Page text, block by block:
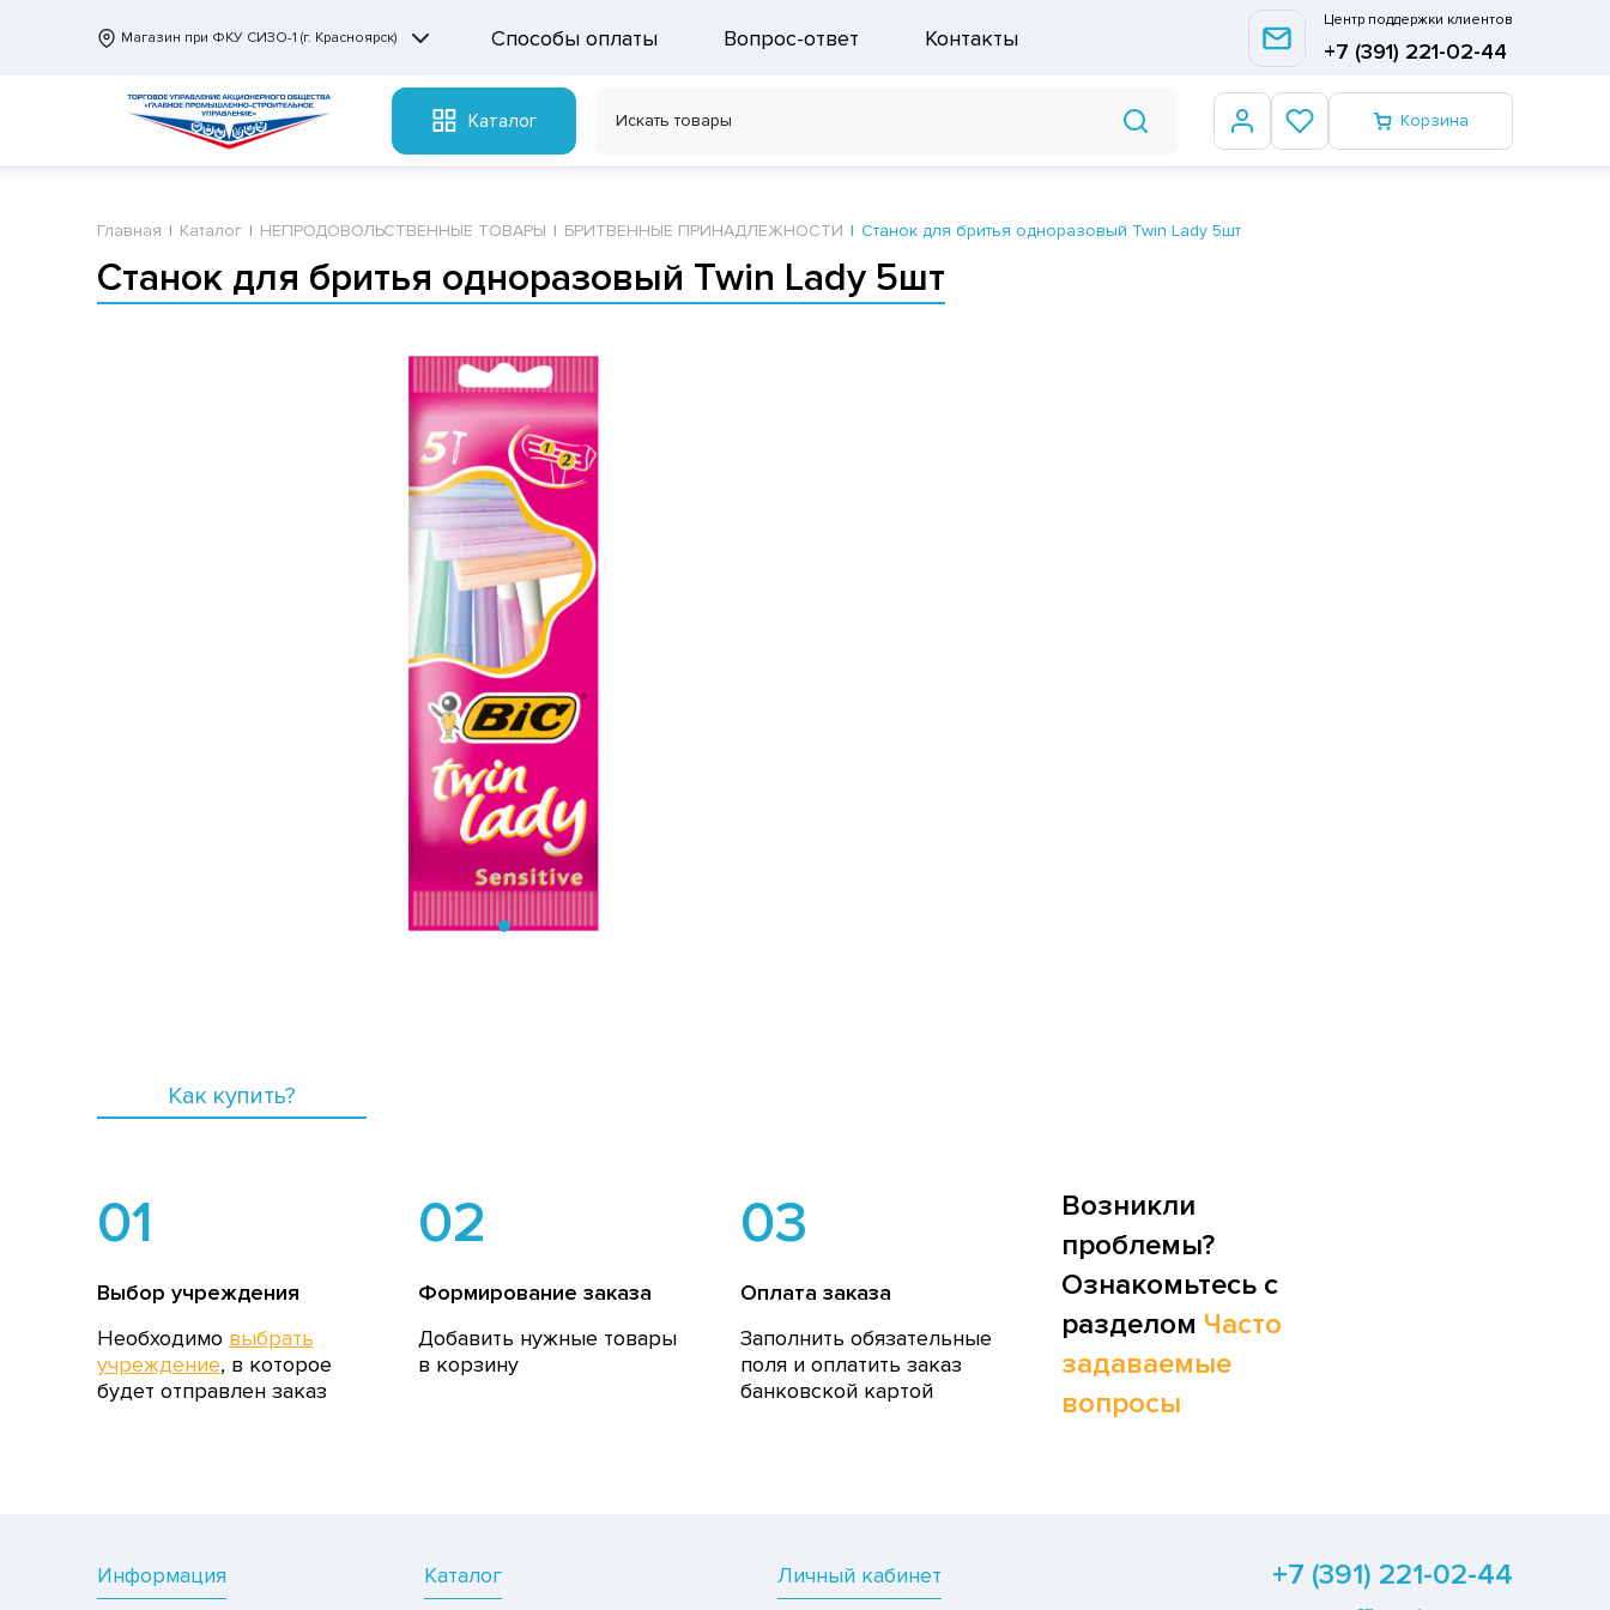
Магазин при ФКУ СИЗО-1 (г. Красноярск) Способы оплаты Вопрос-ответ Контакты
Центр поддержки клиентов
+7 (391) 221-02-44
Каталог Корзина
Главная Каталог НЕПРОДОВОЛЬСТВЕННЫЕ ТОВАРЫ БРИТВЕННЫЕ ПРИНАДЛЕЖНОСТИ Станок для бритья одноразовый Twin Lady 5шт
Станок для бритья одноразовый Twin Lady 5шт
Как купить?
01
Выбор учреждения
Необходимо выбрать
учреждение, в которое
будет отправлен заказ
02
Формирование заказа
Добавить нужные товары
в корзину
03
Оплата заказа
Заполнить обязательные
поля и оплатить заказ
банковской картой
Возникли
проблемы?
Ознакомьтесь с
разделом Часто
задаваемые
вопросы
Информация Каталог Личный кабинет +7 (391) 221-02-44